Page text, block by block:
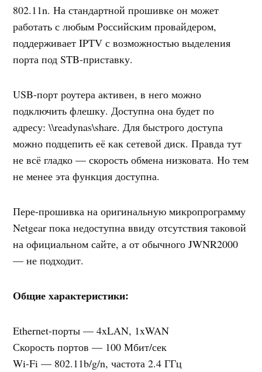
802.11n. На стандартной прошивке он может
работать с любым Российским провайдером,
поддерживает IPTV с возможностью выделения
порта под STB-приставку.
USB-порт роутера активен, в него можно
подключить флешку. Доступна она будет по
адресу: \\readynas\share. Для быстрого доступа
можно подцепить её как сетевой диск. Правда тут
не всё гладко — скорость обмена низковата. Но тем
не менее эта функция доступна.
Пере-прошивка на оригинальную микропрограмму
Netgear пока недоступна ввиду отсутствия таковой
на официальном сайте, а от обычного JWNR2000
— не подходит.
Общие характеристики:
Ethernet-порты — 4xLAN, 1xWAN
Скорость портов — 100 Мбит/сек
Wi-Fi — 802.11b/g/n, частота 2.4 ГГц